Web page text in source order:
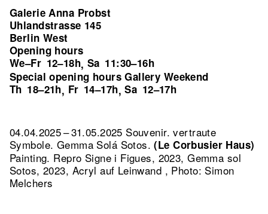
Galerie Anna Probst
Uhlandstrasse 145
Berlin West
Opening hours
We–Fr 12–18h, Sa 11:30–16h
Special opening hours Gallery Weekend
Th 18–21h, Fr 14–17h,Sa 12–17h
04.04.2025 – 31.05.2025 Souvenir. vertraute
Symbole. Gemma Solá Sotos.(Le Corbusier Haus)
Painting. Repro Signe i Figues, 2023, Gemma sol
Sotos, 2023, Acryl auf Leinwand , Photo: Simon
Melchers